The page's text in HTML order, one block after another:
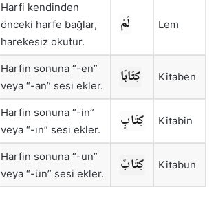
Harfi kendinden
önceki harfe bağlar,
harekesiz okutur.
لَمْ Lem
Harfin sonuna “-en”
veya “-an” sesi ekler.
كِتَابًا Kitaben
Harfin sonuna “-in”
veya “-ın” sesi ekler.
كِتَابٍ Kitabin
Harfin sonuna “-un”
veya “-ün” sesi ekler.
كِتَابٌ Kitabun